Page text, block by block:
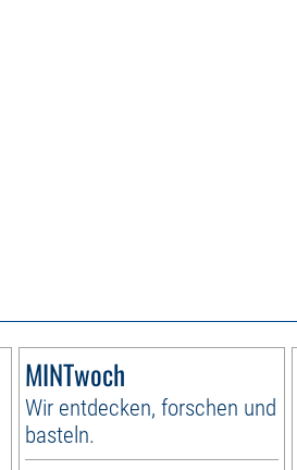
MINTwoch
Wir entdecken, forschen und
basteln.